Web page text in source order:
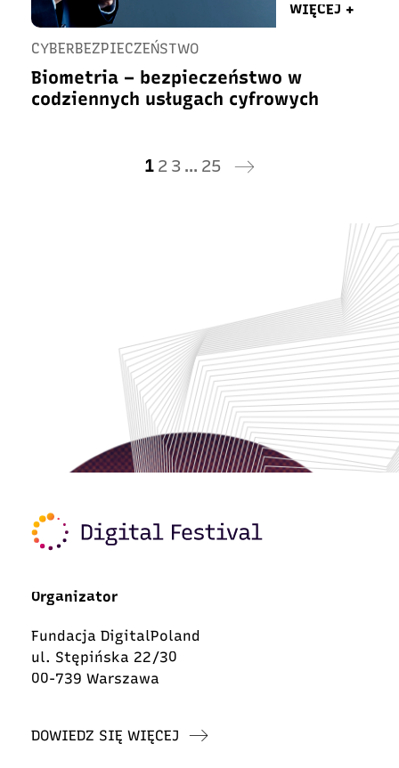
WIĘCEJ +
CYBERBEZPIECZEŃSTWO
Biometria – bezpieczeństwo w
codziennych usługach cyfrowych
1 2 3 … 25
Organizator
Fundacja DigitalPoland
ul. Stępińska 22/30
00-739 Warszawa
DOWIEDZ SIĘ WIĘCEJ